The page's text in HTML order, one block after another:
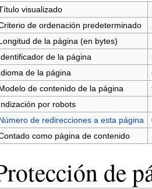
visualizado
de ordenación predeterminado
de la página (en bytes)
de la página
de la página
de contenido de la página
por robots
de redirecciones a esta página
como página de contenido
de